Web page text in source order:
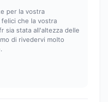
per la vostra
che la vostra
sia stata all'altezza delle
di rivedervi molto